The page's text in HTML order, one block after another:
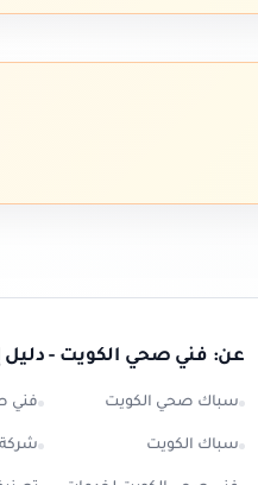
عن: فني صحي الكويت - دليل
سباك صحي الكويت فني
سباك الكويت